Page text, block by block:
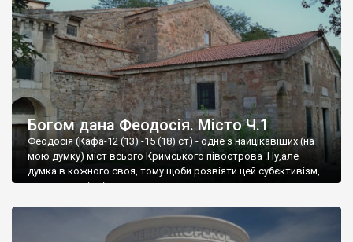
Богом дана Феодосія. Місто Ч.1
Феодосія (Кафа-12 (13) -15 (18) ст) - одне з найцікавіших (на
мою думку) міст всього Кримського півострова .Ну,але
думка в кожного своя, тому щоби розвіяти цей субєктивізм,
запрошую відвідати це